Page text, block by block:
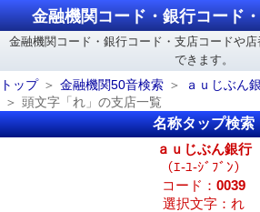
金融機関コード・銀行コード
金融機関コード・銀行コード・支店コードや
できます。
トップ
金融機関50音検索
ａｕじぶん
頭文字「れ」の支店一覧
名称タップ検索
ａｕじぶん銀行
（ｴ-ﾕ-ｼﾞﾌﾞﾝ）
コード： 0039
選択文字：れ